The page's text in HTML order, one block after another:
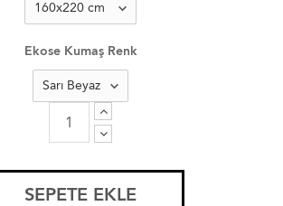
Ekose Kumaş Renk
SEPETE EKLE